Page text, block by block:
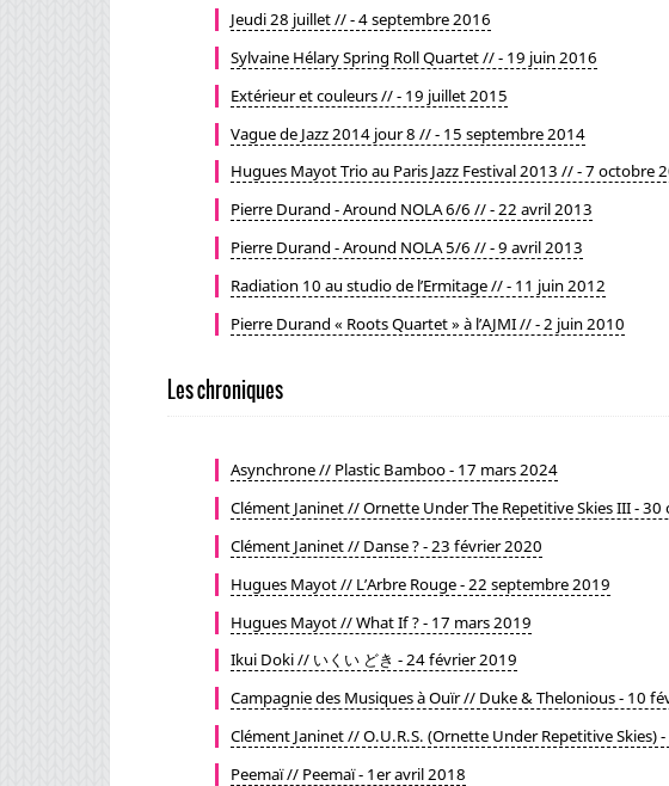
Jeudi 28 juillet // - 4 septembre 2016
Sylvaine Hélary Spring Roll Quartet // - 19 juin 2016
Extérieur et couleurs // - 19 juillet 2015
Vague de Jazz 2014 jour 8 // - 15 septembre 2014
Hugues Mayot Trio au Paris Jazz Festival 2013 // - 7 octobre
Pierre Durand - Around NOLA 6/6 // - 22 avril 2013
Pierre Durand - Around NOLA 5/6 // - 9 avril 2013
Radiation 10 au studio de l’Ermitage // - 11 juin 2012
Pierre Durand « Roots Quartet » à l’AJMI // - 2 juin 2010
Les chroniques
Asynchrone // Plastic Bamboo - 17 mars 2024
Clément Janinet // Ornette Under The Repetitive Skies III -
Clément Janinet // Danse ? - 23 février 2020
Hugues Mayot // L’Arbre Rouge - 22 septembre 2019
Hugues Mayot // What If ? - 17 mars 2019
Ikui Doki // いくい どき - 24 février 2019
Campagnie des Musiques à Ouïr // Duke & Thelonious - 10
Clément Janinet // O.U.R.S. (Ornette Under Repetitive Skies)
Peemaï // Peemaï - 1er avril 2018